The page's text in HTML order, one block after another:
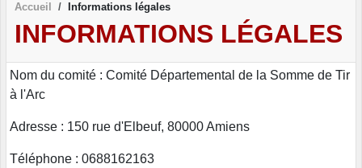
Accueil Informations légales
INFORMATIONS LÉGALES
Nom du comité : Comité Départemental de la Somme de Tir
à l'Arc
Adresse : 150 rue d'Elbeuf, 80000 Amiens
Téléphone : 0688162163